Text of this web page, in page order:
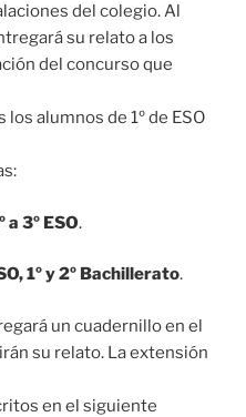
del colegio. Al
su relato a los
del concurso que
alumnos de 1º de ESO
a 3º ESO.
1º y 2º Bachillerato.
un cuadernillo en el
su relato. La extensión
en el siguiente